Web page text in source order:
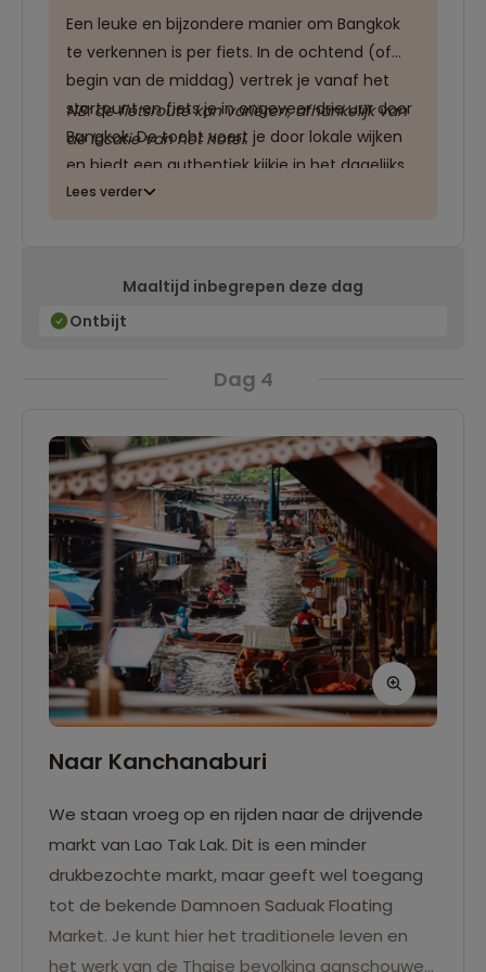
Een leuke en bijzondere manier om Bangkok
te verkennen is per fiets. In de ochtend (of
begin van de middag) vertrek je vanaf het
startpunt en fiets je in ongeveer drie uur door
Bangkok. De tocht voert je door lokale wijken
en biedt een authentiek kijkje in het dagelijks
leven, buiten de gebruikelijke toeristische
tempels vol cultuur en geschiedenis en kun je
cultuur en historie op een tocht door
kleuren van de stad die je zintuigen prikkelen.
NB: de fietsroute kan variëren, afhankelijk van
de locatie van het hotel.
Lees verder
Maaltijd inbegrepen deze dag
Ontbijt
Dag 4
Naar Kanchanaburi
We staan vroeg op en rijden naar de drijvende
markt van Lao Tak Lak. Dit is een minder
drukbezochte markt, maar geeft wel toegang
tot de bekende Damnoen Saduak Floating
Market. Je kunt hier het traditionele leven en
het werk van de Thaise bevolking aanschouwen.